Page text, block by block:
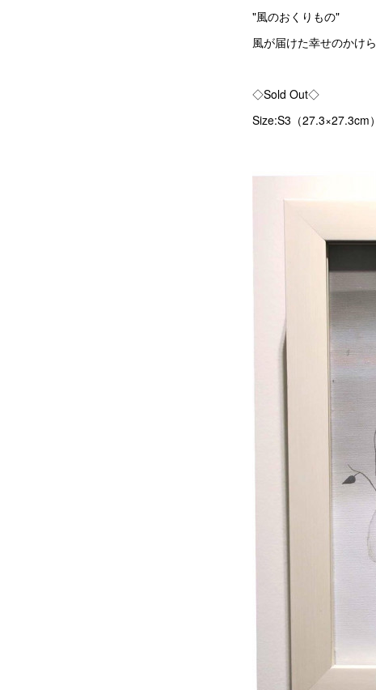
"風のおくりもの"
風が届けた幸せのかけら
◇Sold Out◇
Size:S3（27.3×27.3cm）